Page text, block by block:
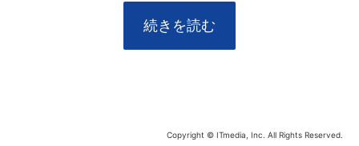
続きを読む
Copyright © ITmedia, Inc. All Rights Reserved.